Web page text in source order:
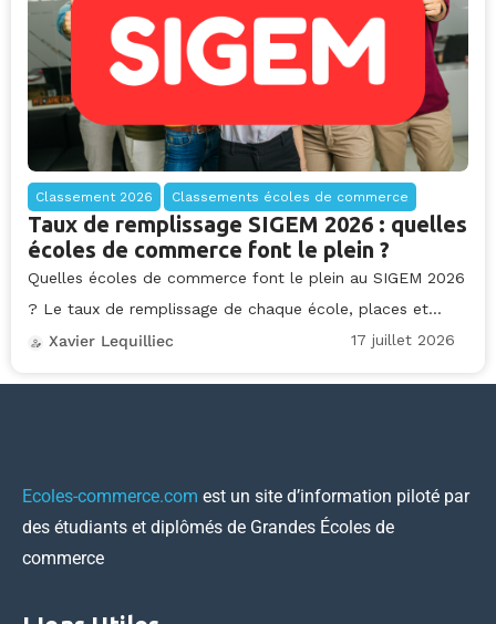
Classement 2026 Classements écoles de commerce
Taux de remplissage SIGEM 2026 : quelles
écoles de commerce font le plein ?
Quelles écoles de commerce font le plein au SIGEM 2026
? Le taux de remplissage de chaque école, places et...
Xavier Lequilliec
17 juillet 2026
Ecoles-commerce.com est un site d’information piloté par
des étudiants et diplômés de Grandes Écoles de
commerce